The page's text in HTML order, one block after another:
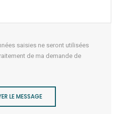
saisies ne seront utilisées
de ma demande de
LE MESSAGE